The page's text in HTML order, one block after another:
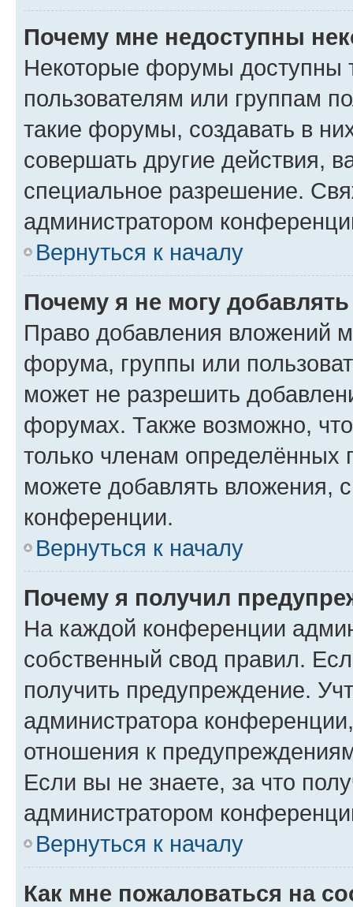
Почему мне недоступны
Некоторые форумы доступны
пользователям или группам
такие форумы, создавать в
совершать другие действия,
специальное разрешение.
администратором
Вернуться к началу
Почему я не могу
Право добавления вложений
форума, группы или
может не разрешить
форумах. Также возможно,
только членам определённых
можете добавлять вложения,
конференции.
Вернуться к началу
Почему я получил
На каждой конференции
собственный свод правил.
получить предупреждение.
администратора
отношения к
Если вы не знаете, за что
администратором
Вернуться к началу
Как мне пожаловаться на